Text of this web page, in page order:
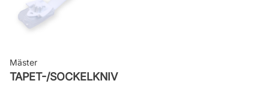
Mäster
TAPET-/SOCKELKNIV